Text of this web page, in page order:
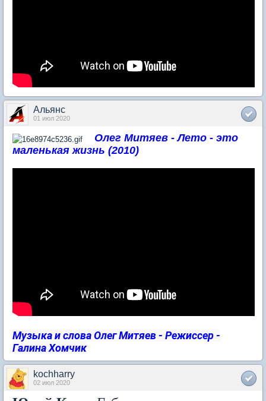
Альянс
01 июл 2020
Олег Митяев - Лето - это
маленькая жизнь (2010)
Музыка и слова Олег Митяев - Режиссер -
Галина Хомчик
kochharry
02 июл 2020